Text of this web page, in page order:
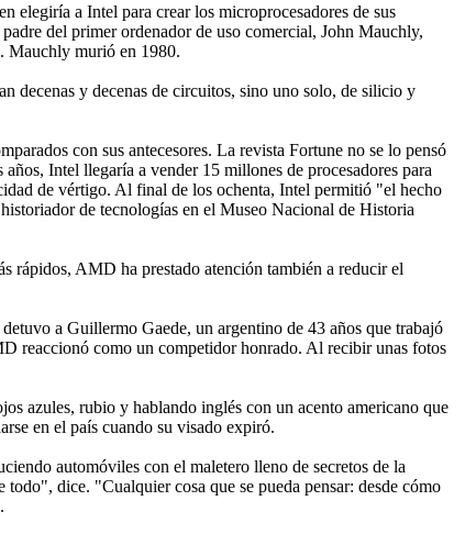
elegiría a Intel para crear los microprocesadores de sus
del primer ordenador de uso comercial, John Mauchly,
Mauchly murió en 1980.
decenas y decenas de circuitos, sino uno solo, de silicio y
con sus antecesores. La revista Fortune no se lo pensó
Intel llegaría a vender 15 millones de procesadores para
de vértigo. Al final de los ochenta, Intel permitió "el hecho
de tecnologías en el Museo Nacional de Historia
rápidos, AMD ha prestado atención también a reducir el
a Guillermo Gaede, un argentino de 43 años que trabajó
reaccionó como un competidor honrado. Al recibir unas fotos
azules, rubio y hablando inglés con un acento americano que
en el país cuando su visado expiró.
automóviles con el maletero lleno de secretos de la
dice. "Cualquier cosa que se pueda pensar: desde cómo